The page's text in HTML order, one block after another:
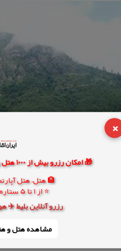
×
🎁 امکان رزرو بیش از 1000 هتل و اقامتگاه مشهد با 80% تخفیف واقعی
🏨 هتل، هتل
⭐ از 1 تا 5 ستاره | فولبرد | نزدیک حرم
رزرو آنلاین بلیط ✈️
مشاهده هتل و